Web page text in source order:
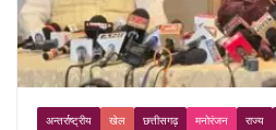
अन्तर्राष्ट्रीय खेल छत्तीसगढ़ मनोरंजन राज्य